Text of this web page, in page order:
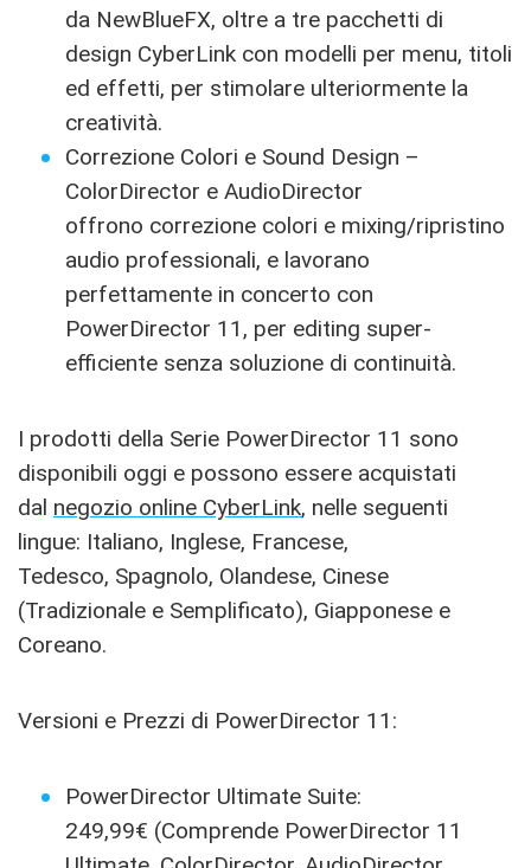
da NewBlueFX, oltre a tre pacchetti di
design CyberLink con modelli per menu, titoli
ed effetti, per stimolare ulteriormente la
creatività.
Correzione Colori e Sound Design –
ColorDirector e AudioDirector
offrono correzione colori e mixing/ripristino
audio professionali, e lavorano
perfettamente in concerto con
PowerDirector 11, per editing super-
efficiente senza soluzione di continuità.
I prodotti della Serie PowerDirector 11 sono
disponibili oggi e possono essere acquistati
dal negozio online CyberLink, nelle seguenti
lingue: Italiano, Inglese, Francese,
Tedesco, Spagnolo, Olandese, Cinese
(Tradizionale e Semplificato), Giapponese e
Coreano.
Versioni e Prezzi di PowerDirector 11:
PowerDirector Ultimate Suite:
249,99€ (Comprende PowerDirector 11